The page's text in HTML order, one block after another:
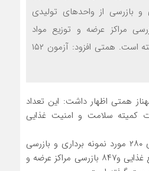
و بازرسی از واحد‌های تولیدی
غذایی و۸۴۷ بازرسی مراکز عرضه و توزیع مواد
غذایی استان صورت گرفته است. همتی افزود: آزمون ۱۵۲
همتی اظهار داشت: این تعداد
کمیته سلامت و امنیت غذایی
وی یادآور شد:در سالجاری ۲۸۰ مورد نمونه برداری و بازرسی
از واحد‌های تولیدی صنایع غذایی و۸۴۷ بازرسی مراکز عرضه و